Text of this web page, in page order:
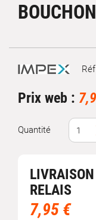
Marque
Prix web :
Quantité
RELAIS
7,95 €